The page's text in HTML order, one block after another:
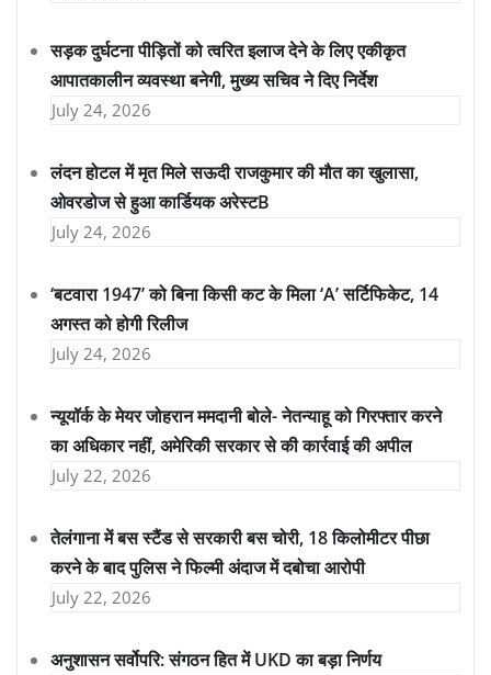
सड़क दुर्घटना पीड़ितों को त्वरित इलाज देने के लिए एकीकृत
आपातकालीन व्यवस्था बनेगी, मुख्य सचिव ने दिए निर्देश
July 24, 2026
लंदन होटल में मृत मिले सऊदी राजकुमार की मौत का खुलासा,
ओवरडोज से हुआ कार्डियक अरेस्टB
July 24, 2026
‘बटवारा 1947’ को बिना किसी कट के मिला ‘A’ सर्टिफिकेट, 14
अगस्त को होगी रिलीज
July 24, 2026
न्यूयॉर्क के मेयर जोहरान ममदानी बोले- नेतन्याहू को गिरफ्तार करने
का अधिकार नहीं, अमेरिकी सरकार से की कार्रवाई की अपील
July 22, 2026
तेलंगाना में बस स्टैंड से सरकारी बस चोरी, 18 किलोमीटर पीछा
करने के बाद पुलिस ने फिल्मी अंदाज में दबोचा आरोपी
July 22, 2026
अनुशासन सर्वोपरि: संगठन हित में UKD का बड़ा निर्णय